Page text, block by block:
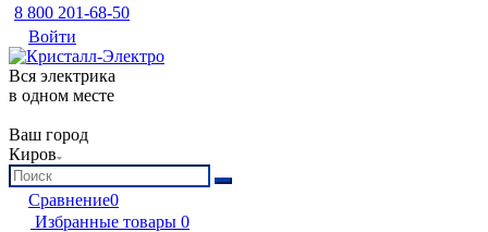
8 800 201-68-50
Войти
Вся электрика
в одном месте
Ваш город
Киров
Сравнение0
Избранные товары 0